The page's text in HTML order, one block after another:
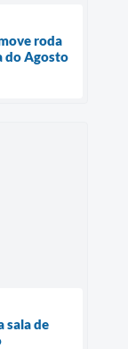
roda
do Agosto
sala de